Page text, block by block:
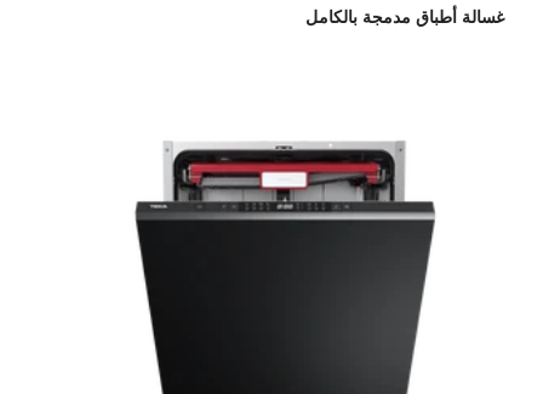
غسالة أطباق مدمجة بالكامل